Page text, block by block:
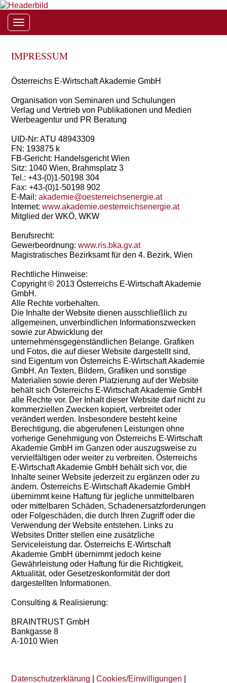
Toggle navigation
IMPRESSUM
Österreichs E-Wirtschaft Akademie GmbH
Organisation von Seminaren und Schulungen
Verlag und Vertrieb von Publikationen und Medien
Werbeagentur und PR Beratung
UID-Nr: ATU 48943309
FN: 193875 k
FB-Gericht: Handelsgericht Wien
Sitz: 1040 Wien, Brahmsplatz 3
Tel.: +43-(0)1-50198 304
Fax: +43-(0)1-50198 902
E-Mail: akademie@oesterreichsenergie.at
Internet: www.akademie.oesterreichsenergie.at
Mitglied der WKÖ, WKW
Berufsrecht:
Gewerbeordnung: www.ris.bka.gv.at
Magistratisches Bezirksamt für den 4. Bezirk, Wien
Rechtliche Hinweise:
Copyright © 2013 Österreichs E-Wirtschaft Akademie
GmbH.
Alle Rechte vorbehalten.
Die Inhalte der Website dienen ausschließlich zu
allgemeinen, unverbindlichen Informationszwecken
sowie zur Abwicklung der
unternehmensgegenständlichen Belange. Grafiken
und Fotos, die auf dieser Website dargestellt sind,
sind Eigentum von Österreichs E-Wirtschaft Akademie
GmbH. An Texten, Bildern, Grafiken und sonstige
Materialien sowie deren Platzierung auf der Website
behält sich Österreichs E-Wirtschaft Akademie GmbH
alle Rechte vor. Der Inhalt dieser Website darf nicht zu
kommerziellen Zwecken kopiert, verbreitet oder
verändert werden. Insbesondere besteht keine
Berechtigung, die abgerufenen Leistungen ohne
vorherige Genehmigung von Österreichs E-Wirtschaft
Akademie GmbH im Ganzen oder auszugsweise zu
vervielfältigen oder weiter zu verbreiten. Österreichs
E-Wirtschaft Akademie GmbH behält sich vor, die
Inhalte seiner Website jederzeit zu ergänzen oder zu
ändern. Österreichs E-Wirtschaft Akademie GmbH
übernimmt keine Haftung für jegliche unmittelbaren
oder mittelbaren Schäden, Schadenersatzforderungen
oder Folgeschäden, die durch Ihren Zugriff oder die
Verwendung der Website entstehen. Links zu
Websites Dritter stellen eine zusätzliche
Serviceleistung dar. Österreichs E-Wirtschaft
Akademie GmbH übernimmt jedoch keine
Gewährleistung oder Haftung für die Richtigkeit,
Aktualität, oder Gesetzeskonformität der dort
dargestellten Informationen.
Consulting & Realisierung:
BRAINTRUST GmbH
Bankgasse 8
A-1010 Wien
Datenschutzerklärung Cookies/Einwilligungen